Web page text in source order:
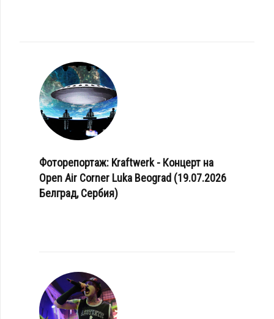
Фоторепортаж: Kraftwerk - Концерт на
Open Air Corner Luka Beograd (19.07.2026
Белград, Сербия)